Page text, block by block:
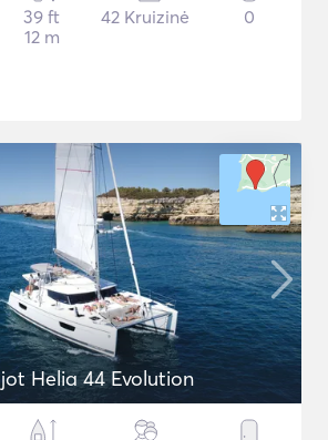
39 ft
12 m
42 Kruizinė 0
Helia 44 Evolution